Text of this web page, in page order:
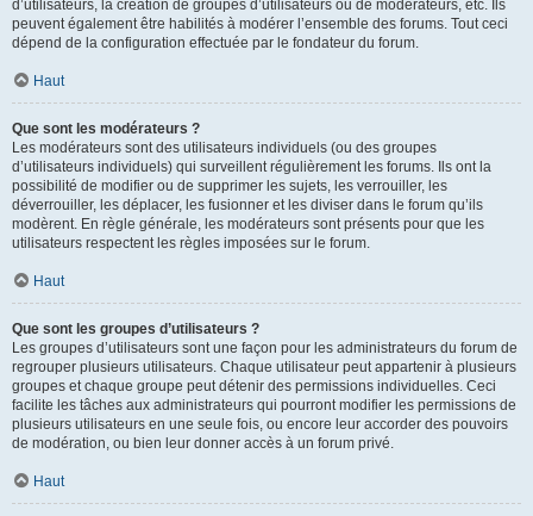
d’utilisateurs, la création de groupes d’utilisateurs ou de modérateurs, etc. Ils
peuvent également être habilités à modérer l’ensemble des forums. Tout ceci
dépend de la configuration effectuée par le fondateur du forum.
Haut
Que sont les modérateurs ?
Les modérateurs sont des utilisateurs individuels (ou des groupes
d’utilisateurs individuels) qui surveillent régulièrement les forums. Ils ont la
possibilité de modifier ou de supprimer les sujets, les verrouiller, les
déverrouiller, les déplacer, les fusionner et les diviser dans le forum qu’ils
modèrent. En règle générale, les modérateurs sont présents pour que les
utilisateurs respectent les règles imposées sur le forum.
Haut
Que sont les groupes d’utilisateurs ?
Les groupes d’utilisateurs sont une façon pour les administrateurs du forum de
regrouper plusieurs utilisateurs. Chaque utilisateur peut appartenir à plusieurs
groupes et chaque groupe peut détenir des permissions individuelles. Ceci
facilite les tâches aux administrateurs qui pourront modifier les permissions de
plusieurs utilisateurs en une seule fois, ou encore leur accorder des pouvoirs
de modération, ou bien leur donner accès à un forum privé.
Haut